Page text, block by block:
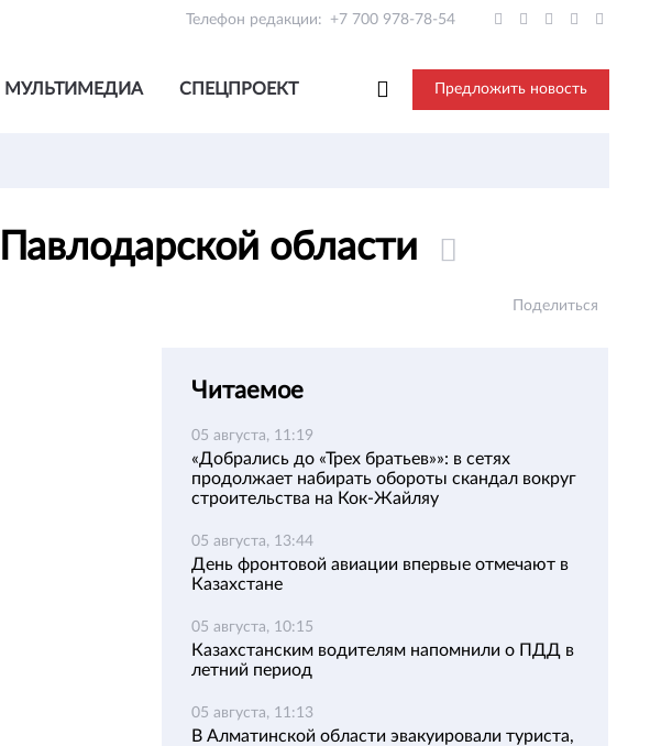
Телефон редакции: +7 700 978-78-54
МУЛЬТИМЕДИА СПЕЦПРОЕКТ Предложить новость
области
Поделиться
Читаемое
05 августа, 11:19
«Добрались до «Трех братьев»»: в сетях
продолжает набирать обороты скандал вокруг
строительства на Кок-Жайляу
05 августа, 13:44
День фронтовой авиации впервые отмечают в
Казахстане
05 августа, 10:15
Казахстанским водителям напомнили о ПДД в
летний период
05 августа, 11:13
В Алматинской области эвакуировали туриста,